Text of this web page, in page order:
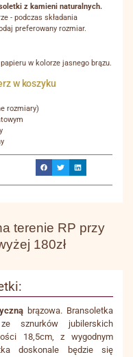
z kamieni naturalnych.
- podczas składania
preferowany rozmiar.
w kolorze jasnego brązu.
w koszyku
rozmiary)
terenie RP przy
180zł
brązowa. Bransoletka
sznurków jubilerskich
18,5cm, z wygodnym
doskonale będzie się